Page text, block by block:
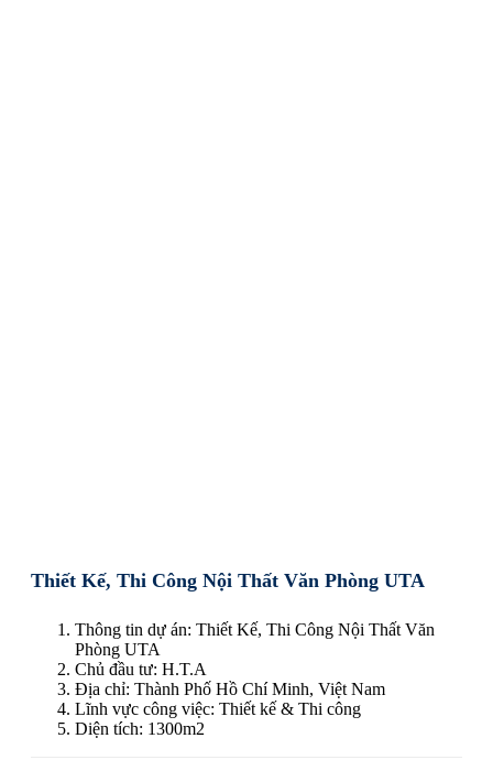
Thiết Kế, Thi Công Nội Thất Văn Phòng UTA
Thông tin dự án: Thiết Kế, Thi Công Nội Thất Văn
Phòng UTA
Chủ đầu tư: H.T.A
Địa chỉ: Thành Phố Hồ Chí Minh, Việt Nam
Lĩnh vực công việc: Thiết kế & Thi công
Diện tích: 1300m2